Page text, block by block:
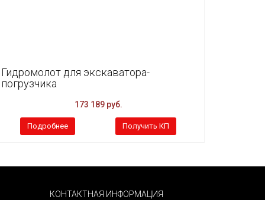
Гидромолот для экскаватора-
погрузчика
173 189 руб.
Подробнее Получить КП
КОНТАКТНАЯ ИНФОРМАЦИЯ